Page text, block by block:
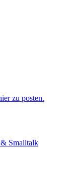
zu posten.
Smalltalk